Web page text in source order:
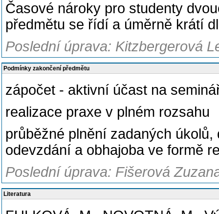
Časové nároky pro studenty
předmětu se řídí a úměrně krátí
Poslední úprava: Kitzbergerová
Podmínky zakončení předmětu
zápočet - aktivní účast na
realizace praxe v plném rozsahu
průběžné plnění zadaných
odevzdání a obhajoba ve formě
Poslední úprava: Fišerová
Literatura